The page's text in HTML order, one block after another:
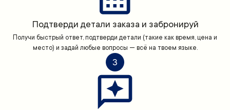
Подтверди детали заказа и забронируй
Получи быстрый ответ, подтверди детали (такие как время, цена и
место) и задай любые вопросы — всё на твоем языке.
3